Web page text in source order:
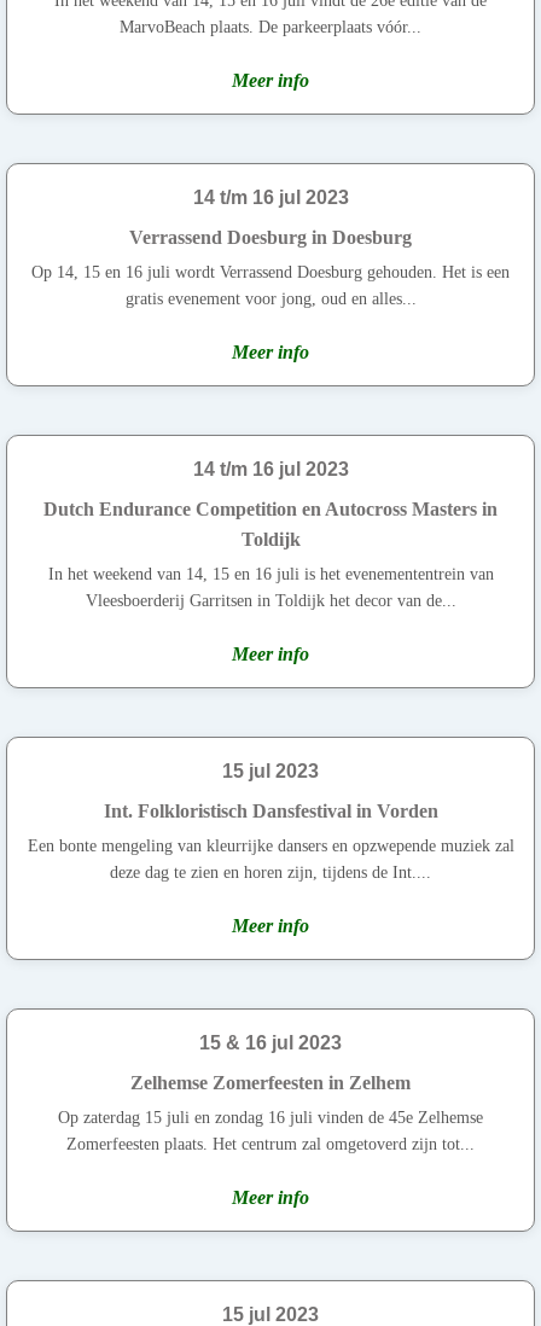
MarvoBeach plaats. De parkeerplaats vóór...
Meer info
14 t/m 16 jul 2023
Verrassend Doesburg in Doesburg
Op 14, 15 en 16 juli wordt Verrassend Doesburg gehouden. Het is een
gratis evenement voor jong, oud en alles...
Meer info
14 t/m 16 jul 2023
Dutch Endurance Competition en Autocross Masters in
Toldijk
In het weekend van 14, 15 en 16 juli is het evenemententrein van
Vleesboerderij Garritsen in Toldijk het decor van de...
Meer info
15 jul 2023
Int. Folkloristisch Dansfestival in Vorden
Een bonte mengeling van kleurrijke dansers en opzwepende muziek zal
deze dag te zien en horen zijn, tijdens de Int....
Meer info
15 & 16 jul 2023
Zelhemse Zomerfeesten in Zelhem
Op zaterdag 15 juli en zondag 16 juli vinden de 45e Zelhemse
Zomerfeesten plaats. Het centrum zal omgetoverd zijn tot...
Meer info
15 jul 2023